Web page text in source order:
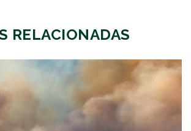
RELACIONADAS